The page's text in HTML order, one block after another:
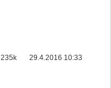
235k 29.4.2016 10:33